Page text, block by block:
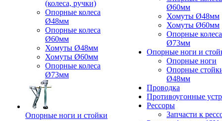
(колеса, ручки)
Опорные колеса
Ø48мм
Опорные колеса
Ø60мм
Хомуты Ø48мм
Хомуты Ø60мм
Опорные колеса
Ø73мм
Опорные ноги и стойки
Ø60мм
Хомуты Ø48мм
Хомуты Ø60мм
Опорные колеса
Ø73мм
Опорные ноги и
Опорные ноги
Опорные
Ø48мм
Проводка
Противоугонные
Рессоры
Запчасти к